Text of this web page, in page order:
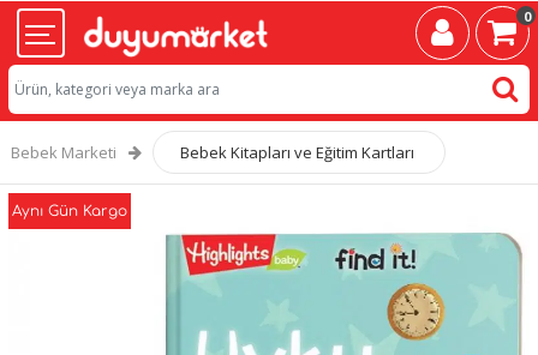
0
Bebek Marketi Bebek Kitapları ve Eğitim Kartları
Aynı Gün Kargo